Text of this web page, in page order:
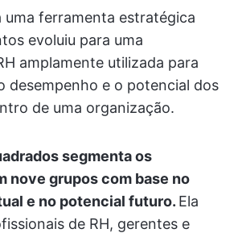
uma ferramenta estratégica
evoluiu para uma
amplamente utilizada para
desempenho e o potencial dos
de uma organização.
segmenta os
nove grupos com base no
e no potencial futuro. Ela
de RH, gerentes e